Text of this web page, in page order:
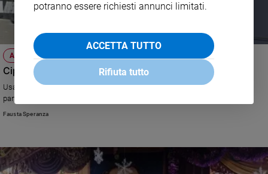
ATTUALITÀ
Cipro, la partita del gas naturale
Usa, Turchia, Russia: tutti interessati ai giacimenti scoperti in mare. Una
partita a scacchi di livello mondiale.
Fausta Speranza
potranno essere richiesti annunci limitati.
ACCETTA TUTTO
Rifiuta tutto